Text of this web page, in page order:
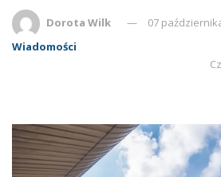
Dorota Wilk
07
Wiadomości